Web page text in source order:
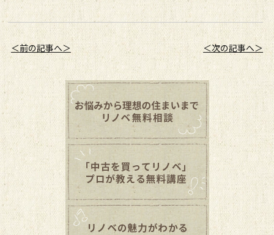
＜前の記事へ＞ ＜次の記事へ＞